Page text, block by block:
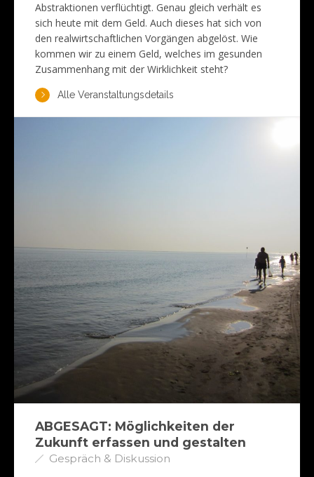
Abstraktionen verflüchtigt. Genau gleich verhält es
sich heute mit dem Geld. Auch dieses hat sich von
den realwirtschaftlichen Vorgängen abgelöst. Wie
kommen wir zu einem Geld, welches im gesunden
Zusammenhang mit der Wirklichkeit steht?
Alle Veranstaltungsdetails
ABGESAGT: Möglichkeiten der
Zukunft erfassen und gestalten
Gespräch & Diskussion